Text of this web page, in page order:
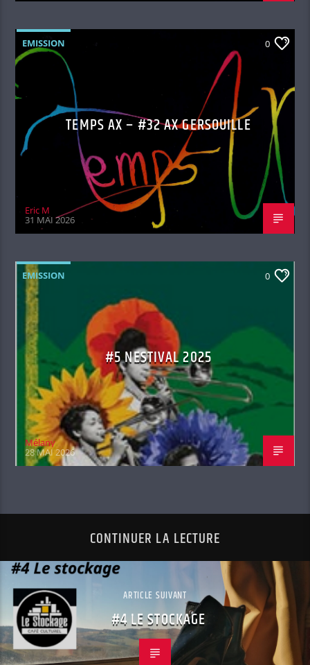
EMISSION 0
TEMPS AX – #32 AX GERSOUILLE
Eric M
31 MAI 2026
EMISSION 0
#5 NESTIVAL 2025
Mélany
28 MAI 2026
CONTINUER LA LECTURE
ARTICLE SUIVANT
#4 LE STOCKAGE